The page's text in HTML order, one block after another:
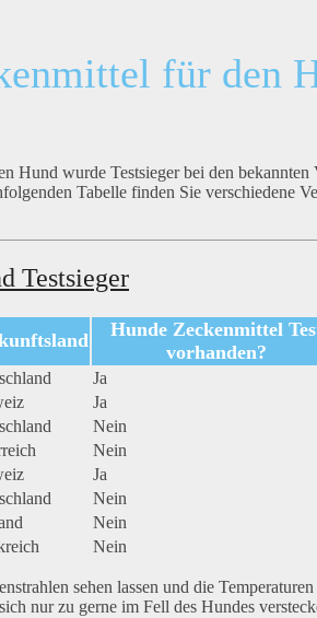
für den
Hund wurde Testsieger bei den
Tabelle finden Sie verschiedene
Testsieger
Hunde Zeckenmittel
vorhanden?
Ja
Ja
Nein
Nein
Ja
Nein
Nein
Nein
sehen lassen und die
nur zu gerne im Fell des Hundes